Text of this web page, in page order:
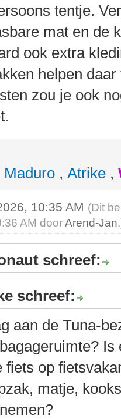
tentje.
mat en de
ook extra
helpen
zou je ook
Maduro , Atrike ,
10:35 AM (Dit
AM doorArend-Jan
schreef:
schreef:
aan de Tuna-
fiets op
matje,